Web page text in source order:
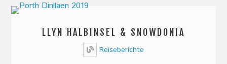
LLYN HALBINSEL & SNOWDONIA
Reiseberichte